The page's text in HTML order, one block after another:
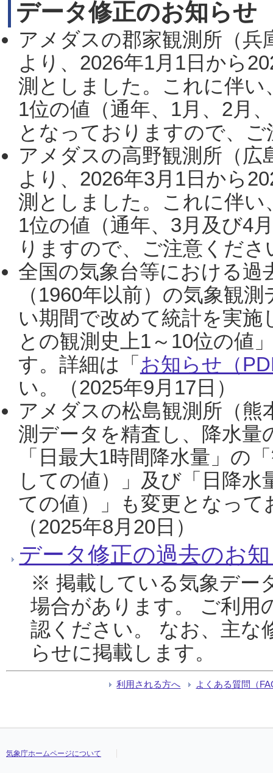
データ修正のお知らせ
アメダスの郡家観測所（
より、2026年1月1日から
測としました。これに伴い
1位の値（通年、1月、2月
となっておりますので、
アメダスの高野観測所（
より、2026年3月1日から
測としました。これに伴い
1位の値（通年、3月及び4
りますので、ご注意くだ
全国の気象台等における過
（1960年以前）の気象観
い期間で改めて統計を実
との観測史上1～10位の値
す。詳細は「 お知らせ（
い。（2025年9月17日）
アメダスの松島観測所（熊
測データを精査し、降水
「日最大1時間降水量」の
しての値）」及び「日降
ての値）」も変更となっ
（2025年8月20日）
データ修正の過去のお
※ 掲載している気象デー
場合があります。 ご利用
認ください。 なお、主な
らせに掲載します。
利用される方へ よくある質問（
気象庁ホームページについて